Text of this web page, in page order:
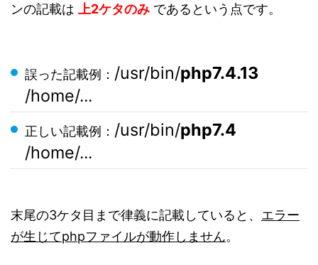
ンの記載は
上2ケタのみ であるという点です。
誤った記載例： /usr/bin/php7.4.13
/home/...
正しい記載例： /usr/bin/php7.4
/home/...
末尾の3ケタ目まで律義に記載していると、 エラー
が生じてphpファイルが動作しません。